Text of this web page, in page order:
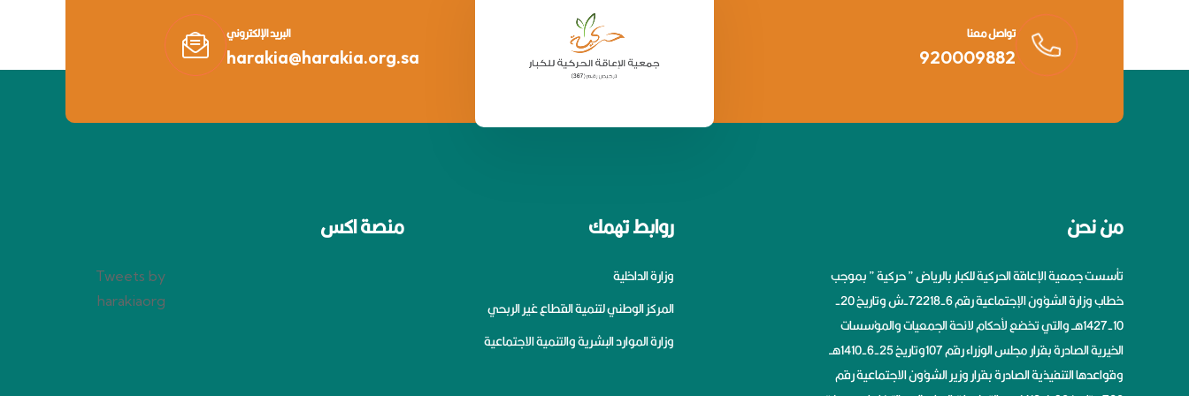
تواصل معنا
920009882
البريد الإلكتروني
harakia@harakia.org.sa
من نحن
تأسست جمعية الإعاقة الحركية للكبار بالرياض ” حركية ” بموجب
خطاب وزارة الشؤون الإجتماعية رقم 6-72218-ش وتاريخ 20-
10-1427هــ والتي تخضع لأحكام لائحة الجمعيات والمؤسسات
الخيرية الصادرة بقرار مجلس الوزراء رقم 107وتاريخ 25-6-1410هــ
وقواعدها التنفيذية الصادرة بقرار وزير الشؤون الاجتماعية رقم
روابط تهمك
وزارة الداخلية
المركز الوطني لتنمية القطاع غير الربحي
وزارة الموارد البشرية والتنمية الاجتماعية
منصة اكس
Tweets by
harakiaorg